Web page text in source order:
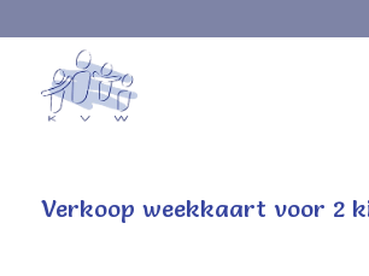
Verkoop weekkaart voor 2